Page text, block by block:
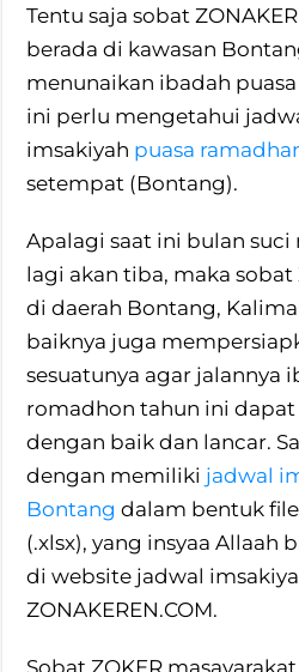
Tentu saja sobat
berada di kawasan
menunaikan ibadah
ini perlu mengetahui
imsakiyah puasa
setempat (Bontang).
Apalagi saat ini bulan
lagi akan tiba, maka sobat
di daerah Bontang,
baiknya juga
sesuatunya agar jalannya
romadhon tahun ini dapat
dengan baik dan lancar.
dengan memiliki jadwal
Bontang dalam bentuk file
(.xlsx), yang insyaa Allaah
di website jadwal
ZONAKEREN.COM.
Sobat ZOKER